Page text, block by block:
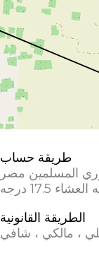
طريقة حساب
المسلمين مصر
الطريقة القانونية
، مالكي ، شافي